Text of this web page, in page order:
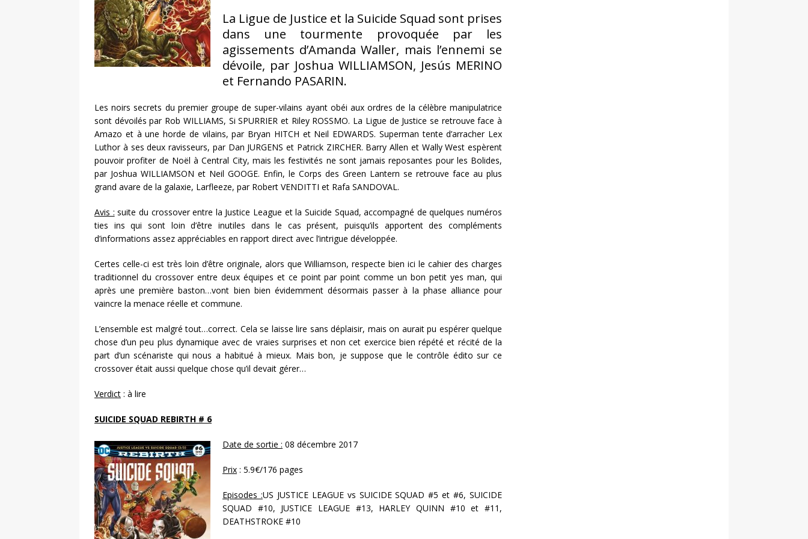
La Ligue de Justice et la Suicide Squad sont prises
dans une tourmente provoquée par les
agissements d’Amanda Waller, mais l’ennemi se
dévoile, par Joshua WILLIAMSON, Jesús MERINO
et Fernando PASARIN.
Les noirs secrets du premier groupe de super-vilains ayant obéi aux ordres de la célèbre manipulatrice
sont dévoilés par Rob WILLIAMS, Si SPURRIER et Riley ROSSMO. La Ligue de Justice se retrouve face à
Amazo et à une horde de vilains, par Bryan HITCH et Neil EDWARDS. Superman tente d’arracher Lex
Luthor à ses deux ravisseurs, par Dan JURGENS et Patrick ZIRCHER. Barry Allen et Wally West espèrent
pouvoir profiter de Noël à Central City, mais les festivités ne sont jamais reposantes pour les Bolides,
par Joshua WILLIAMSON et Neil GOOGE. Enfin, le Corps des Green Lantern se retrouve face au plus
grand avare de la galaxie, Larfleeze, par Robert VENDITTI et Rafa SANDOVAL.
Avis : suite du crossover entre la Justice League et la Suicide Squad, accompagné de quelques numéros
ties ins qui sont loin d’être inutiles dans le cas présent, puisqu’ils apportent des compléments
d’informations assez appréciables en rapport direct avec l’intrigue développée.
Certes celle-ci est très loin d’être originale, alors que Williamson, respecte bien ici le cahier des charges
traditionnel du crossover entre deux équipes et ce point par point comme un bon petit yes man, qui
après une première baston…vont bien bien évidemment désormais passer à la phase alliance pour
vaincre la menace réelle et commune.
L’ensemble est malgré tout…correct. Cela se laisse lire sans déplaisir, mais on aurait pu espérer quelque
chose d’un peu plus dynamique avec de vraies surprises et non cet exercice bien répété et récité de la
part d’un scénariste qui nous a habitué à mieux. Mais bon, je suppose que le contrôle édito sur ce
crossover était aussi quelque chose qu’il devait gérer…
Verdict : à lire
SUICIDE SQUAD REBIRTH # 6
Date de sortie : 08 décembre 2017
Prix : 5.9€/176 pages
Episodes :US JUSTICE LEAGUE vs SUICIDE SQUAD #5 et #6, SUICIDE
SQUAD #10, JUSTICE LEAGUE #13, HARLEY QUINN #10 et #11,
DEATHSTROKE #10